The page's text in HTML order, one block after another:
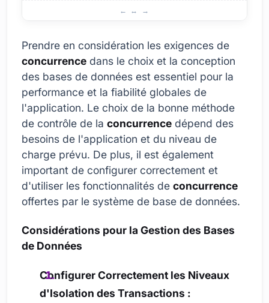
Prendre en considération les exigences de
concurrence dans le choix et la conception
des bases de données est essentiel pour la
performance et la fiabilité globales de
l'application. Le choix de la bonne méthode
de contrôle de la concurrence dépend des
besoins de l'application et du niveau de
charge prévu. De plus, il est également
important de configurer correctement et
d'utiliser les fonctionnalités de concurrence
offertes par le système de base de données.
Considérations pour la Gestion des Bases
de Données
Configurer Correctement les Niveaux
d'Isolation des Transactions :